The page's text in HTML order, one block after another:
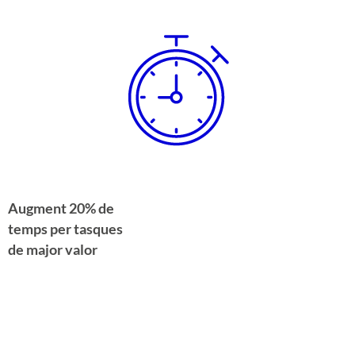
Augment 20% de
temps per tasques
de major valor